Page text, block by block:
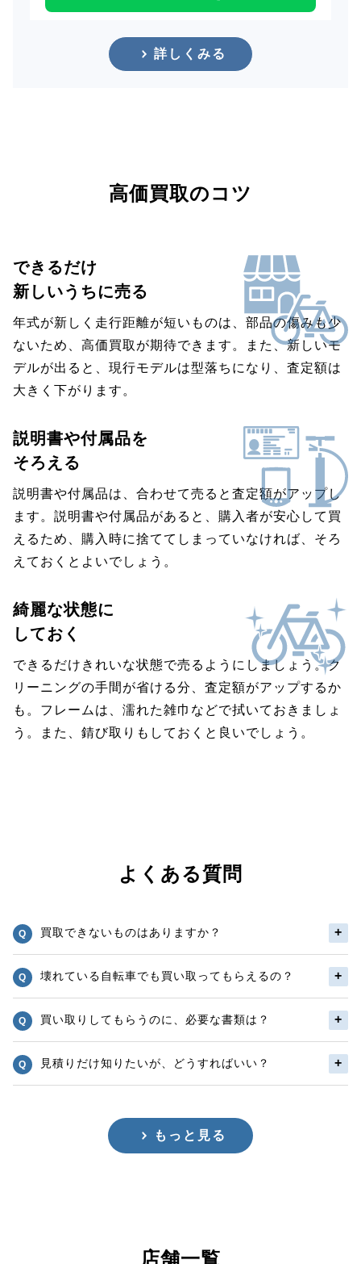
詳しくみる
高価買取のコツ
できるだけ
新しいうちに売る
年式が新しく走行距離が短いものは、部品の傷みも少
ないため、高価買取が期待できます。また、新しいモ
デルが出ると、現行モデルは型落ちになり、査定額は
大きく下がります。
説明書や付属品を
そろえる
説明書や付属品は、合わせて売ると査定額がアップし
ます。説明書や付属品があると、購入者が安心して買
えるため、購入時に捨ててしまっていなければ、そろ
えておくとよいでしょう。
綺麗な状態に
しておく
できるだけきれいな状態で売るようにしましょう。ク
リーニングの手間が省ける分、査定額がアップするか
も。フレームは、濡れた雑巾などで拭いておきましょ
う。また、錆び取りもしておくと良いでしょう。
よくある質問
買取できないものはありますか？
壊れている自転車でも買い取ってもらえるの？
買い取りしてもらうのに、必要な書類は？
見積りだけ知りたいが、どうすればいい？
もっと見る
店舗一覧